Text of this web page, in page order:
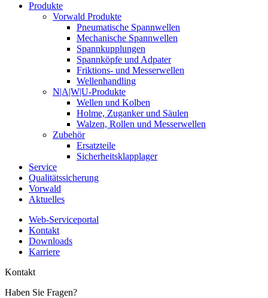
Produkte
Vorwald Produkte
Pneumatische Spannwellen
Mechanische Spannwellen
Spannkupplungen
Spannköpfe und Adpater
Friktions- und Messerwellen
Wellenhandling
N|A|W|U-Produkte
Wellen und Kolben
Holme, Zuganker und Säulen
Walzen, Rollen und Messerwellen
Zubehör
Ersatzteile
Sicherheitsklapplager
Service
Qualitätssicherung
Vorwald
Aktuelles
Web-Serviceportal
Kontakt
Downloads
Karriere
Kontakt
Haben Sie Fragen?